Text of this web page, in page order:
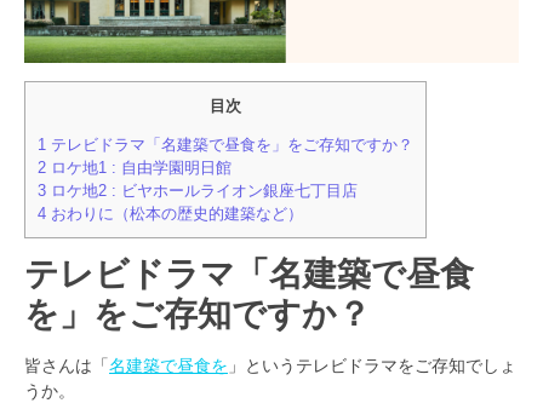
目次
1 テレビドラマ「名建築で昼食を」をご存知ですか？
2 ロケ地1 : 自由学園明日館
3 ロケ地2 : ビヤホールライオン銀座七丁目店
4 おわりに（松本の歴史的建築など）
テレビドラマ「名建築で昼食
を」をご存知ですか？
皆さんは「名建築で昼食を 」というテレビドラマをご存知でしょ
うか。